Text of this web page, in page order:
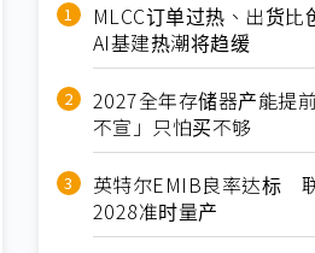
MLCC订单过热、出货
AI基建热潮将趋缓
2027全年存储器产能提
不宣」只怕买不够
英特尔EMIB良率达标
2028准时量产